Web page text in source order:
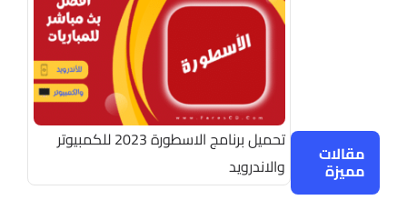
مقالات
مميزة
تحميل برنامج الاسطورة 2023 للكمبيوتر
والاندرويد